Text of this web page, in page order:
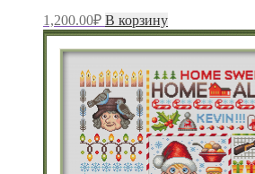
1,200.00₽ В корзину